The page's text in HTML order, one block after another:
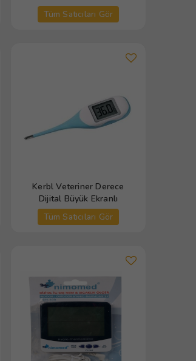
Tüm Satıcıları Gör
Kerbl Veteriner Derece
Dijital Büyük Ekranlı
Tüm Satıcıları Gör